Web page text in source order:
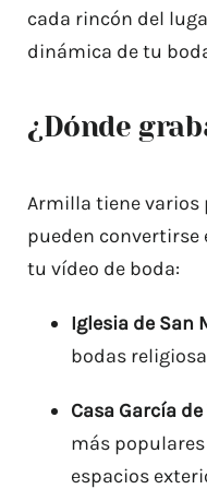
cada rincón del
dinámica de tu
¿Dónde
Armilla tiene varios
pueden convertirse
tu vídeo de boda:
Iglesia de San
bodas
Casa García
más
espacios